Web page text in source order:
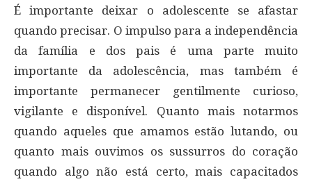
É importante deixar o adolescente se afastar
quando precisar. O impulso para a independência
da família e dos pais é uma parte muito
importante da adolescência, mas também é
importante permanecer gentilmente curioso,
vigilante e disponível. Quanto mais notarmos
quando aqueles que amamos estão lutando, ou
quanto mais ouvimos os sussurros do coração
quando algo não está certo, mais capacitados